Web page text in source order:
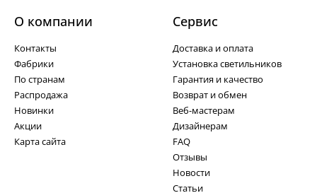
О компании
Контакты
Фабрики
По странам
Распродажа
Новинки
Акции
Карта сайта
Cервис
Доставка и оплата
Установка светильников
Гарантия и качество
Возврат и обмен
Веб-мастерам
Дизайнерам
FAQ
Отзывы
Новости
Статьи